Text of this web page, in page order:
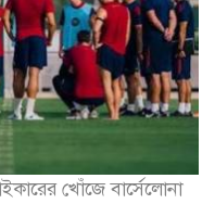
খোঁজে বার্সেলোনা